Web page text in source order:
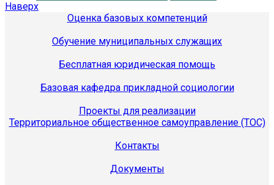
Наверх
Оценка базовых компетенций
Обучение муниципальных служащих
Бесплатная юридическая помощь
Базовая кафедра прикладной социологии
Проекты для реализации
Территориальное общественное самоуправление (ТОС)
Контакты
Документы